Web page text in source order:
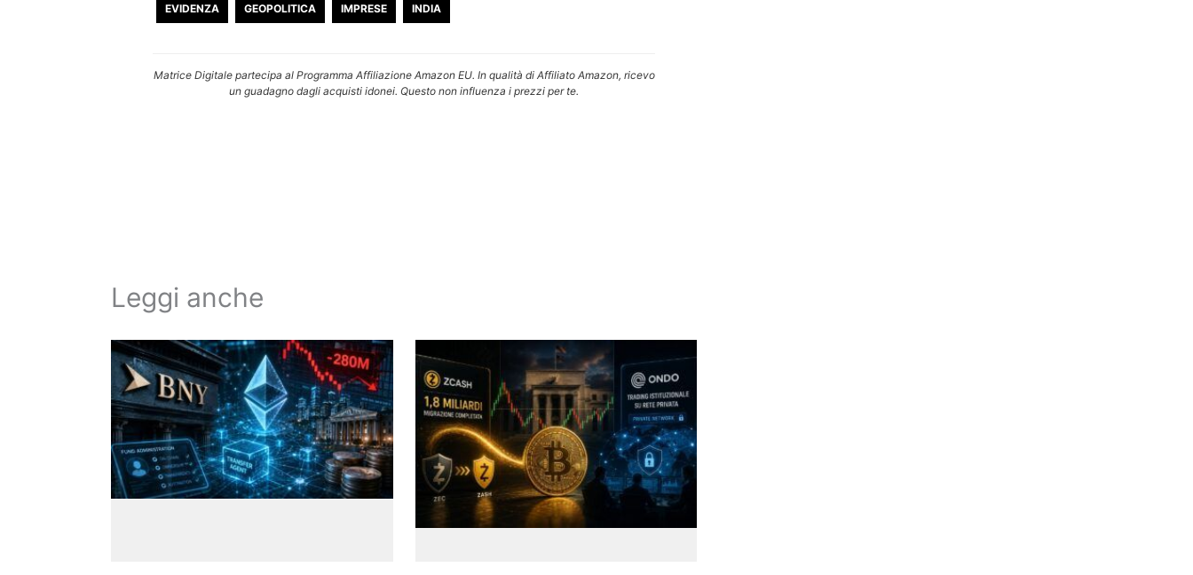
EVIDENZA GEOPOLITICA IMPRESE INDIA
Matrice Digitale partecipa al Programma Affiliazione Amazon EU. In qualità di Affiliato Amazon, ricevo
un guadagno dagli acquisti idonei. Questo non influenza i prezzi per te.
Leggi anche